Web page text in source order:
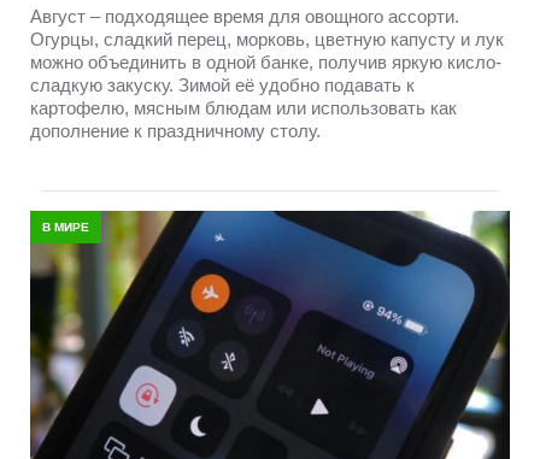
Август – подходящее время для овощного ассорти.
Огурцы, сладкий перец, морковь, цветную капусту и лук
можно объединить в одной банке, получив яркую кисло-
сладкую закуску. Зимой её удобно подавать к
картофелю, мясным блюдам или использовать как
дополнение к праздничному столу.
В МИРЕ